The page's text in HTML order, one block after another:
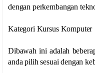
dengan perkembangan
Kategori Kursus Komputer
Dibawah ini adalah
anda pilih sesuai dengan